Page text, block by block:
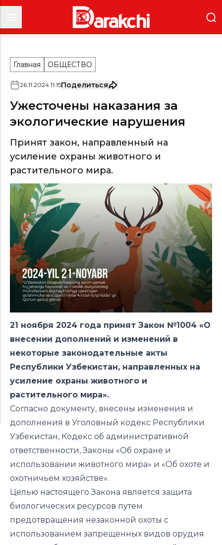
Главная ОБЩЕСТВО
26.11.2024 11:15Поделиться
Ужесточены наказания за
экологические нарушения
Принят закон, направленный на
усиление охраны животного и
растительного мира.
21 ноября 2024 года принят Закон №1004 «О
внесении дополнений и изменений в
некоторые законодательные акты
Республики Узбекистан, направленных на
усиление охраны животного и
растительного мира».
Согласно документу, внесены изменения и
дополнения в Уголовный кодекс Республики
Узбекистан, Кодекс об административной
ответственности, Законы «Об охране и
использовании животного мира» и «Об охоте и
охотничьем хозяйстве».
Целью настоящего Закона является защита
биологических ресурсов путем
предотвращения незаконной охоты с
использованием запрещенных видов орудия